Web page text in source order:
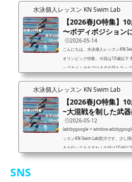
mの順位まず前半から引っ張ったの
ています。続いて5レーン。浮き上
出ているように見えま...
水泳個人レッスン KN Swim Lab
【2026春JO特集】
〜ボディポジション
2026-05-14
こんにちは。水泳個人レッスンKN
オリンピック特集。今回は10歳以下
ップタイムそれではまず今回もラッ
開前半25mの順位スタートの反応は
らの浮き上がり時は3レーン4レーン
1位。続いて5レーンの選手が2位通
ぎです。3位で通過し...
水泳個人レッスン KN Swim Lab
【2026春JO特集】
~大混戦を制した武
2026-05-12
(adsbygoogle =
ッスンKN Swim Lab西川です。少し
きを行ってみますね！今回は10歳以
イムレース展開前半25m終了時の順
SNS